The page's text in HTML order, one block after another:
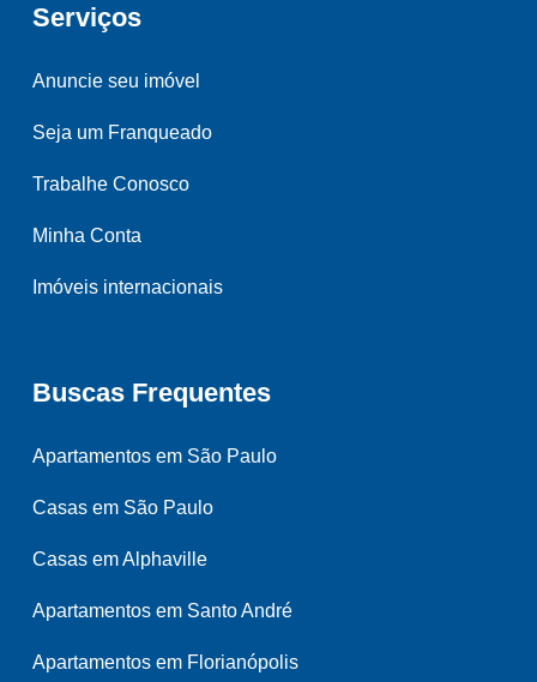
Serviços
Anuncie seu imóvel
Seja um Franqueado
Trabalhe Conosco
Minha Conta
Imóveis internacionais
Buscas Frequentes
Apartamentos em São Paulo
Casas em São Paulo
Casas em Alphaville
Apartamentos em Santo André
Apartamentos em Florianópolis